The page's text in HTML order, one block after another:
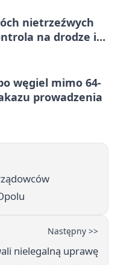
nietrzeźwych
na drodze i
węgiel mimo 64-
prowadzenia
Następny >>
nielegalną uprawę